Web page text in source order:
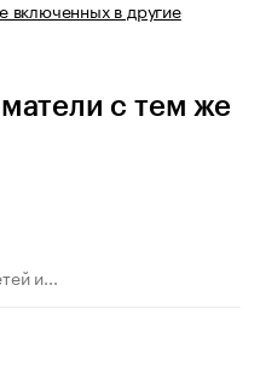
включенных в другие
с тем же
и...